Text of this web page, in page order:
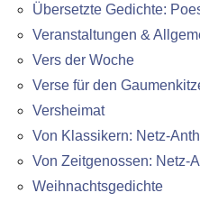
Übersetzte Gedichte:
Veranstaltungen &
Vers der Woche
Verse für den
Versheimat
Von Klassikern: Netz-
Von Zeitgenossen: Netz-
Weihnachtsgedichte